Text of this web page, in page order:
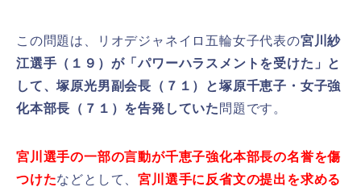
この問題は、リオデジャネイロ五輪女子代表の宮川紗
江選手（１９）が「パワーハラスメントを受けた」と
して、塚原光男副会長（７１）と塚原千恵子・女子強
化本部長（７１）を告発していた 問題です。
宮川選手の一部の言動が千恵子強化本部長の名誉を傷
つけたなどとして、宮川選手に反省文の提出を求める